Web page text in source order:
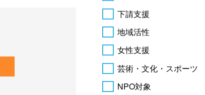
下請支援
地域活性
女性支援
芸術・文化・スポーツ
NPO対象